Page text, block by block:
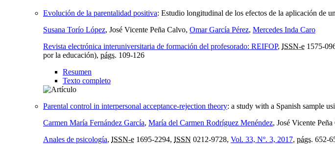
Evolución de la parentalidad positiva: Estudio longitudinal de los efectos de la aplicación de
Susana Torío López, José Vicente Peña Calvo, Omar García Pérez, Mercedes Inda Caro
Revista electrónica interuniversitaria de formación del profesorado: REIFOP, ISSN-e 1575-
por la educación), págs. 109-126
Resumen
Texto completo
Parental control in interpersonal acceptance-rejection theory: a study with a Spanish sample
Carmen María Fernández García, María del Carmen Rodríguez Menéndez, José Vicente
Anales de psicología, ISSN-e 1695-2294, ISSN 0212-9728, Vol. 33, Nº. 3, 2017, págs. 652-